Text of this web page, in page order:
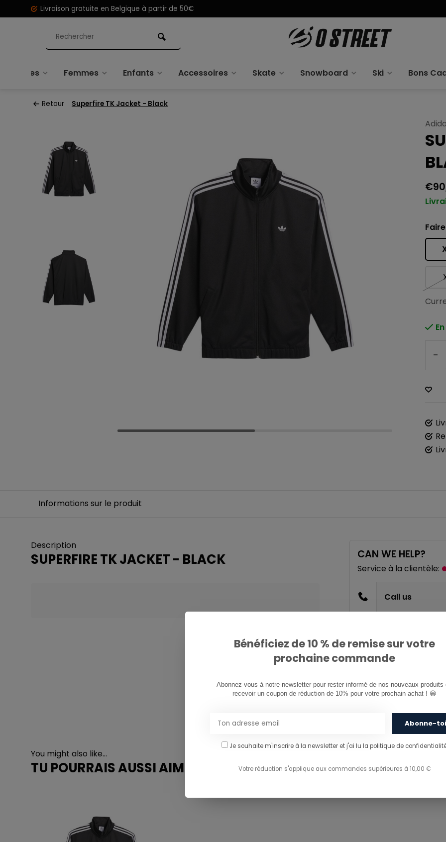
Livraison gratuite en Belgique à partir de 50€
Hommes Femmes Enfants Accessoires Skate Snowboard Ski Bons
Retour Superfire TK Jacket - Black
-
Informations sur le produit
Description
SUPERFIRE TK JACKET - BLACK CAN WE HELP?
Service à la clientèle:
Call us
PARTAGER CE
You might also like...
TU POURRAIS AUSSI AIMER...
Bénéficiez de 10 % de remise sur votre
prochaine commande
Abonnez-vous à notre newsletter pour rester informé de nos nouveaux produits
recevoir un coupon de réduction de 10% pour votre prochain achat ! 😀
Abonne-toi
Je souhaite m'inscrire à la newsletter et j'ai lu la politique de
Votre réduction s'applique aux commandes supérieures à 10,00 €